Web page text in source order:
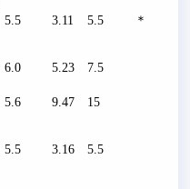
5.5 3.11 5.5 ＊
6.0 5.23 7.5
5.6 9.47 15
5.5 3.16 5.5